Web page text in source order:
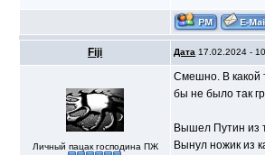
Fiji Дата 17.02.2024 -
Личный пацак господина ПЖ
Смешно. В какой
бы не было так
Вышел Путин из
Вынул ножик из